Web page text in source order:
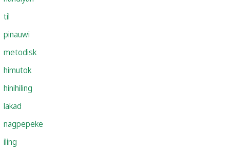
til
pinauwi
metodisk
himutok
hinihiling
lakad
nagpepeke
iling